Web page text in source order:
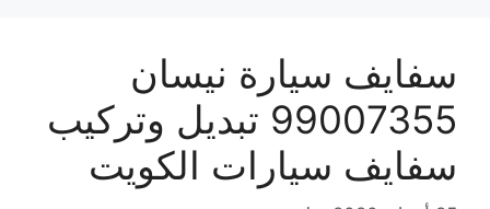
سفايف سيارة نيسان
99007355 تبديل وتركيب
سفايف سيارات الكويت